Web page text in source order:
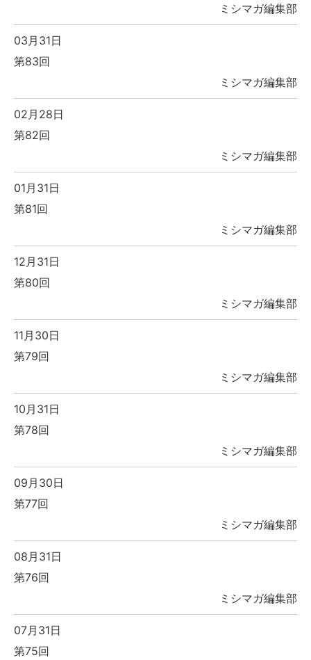
ミシマガ編集部
03月31日
第83回
ミシマガ編集部
02月28日
第82回
ミシマガ編集部
01月31日
第81回
ミシマガ編集部
12月31日
第80回
ミシマガ編集部
11月30日
第79回
ミシマガ編集部
10月31日
第78回
ミシマガ編集部
09月30日
第77回
ミシマガ編集部
08月31日
第76回
ミシマガ編集部
07月31日
第75回